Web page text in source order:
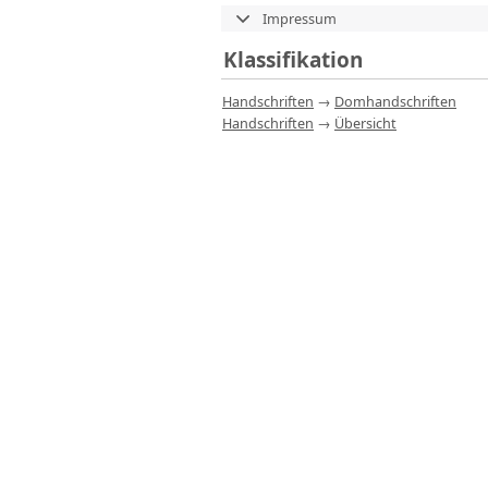
Impressum
Klassifikation
Handschriften → Domhandschriften
Handschriften → Übersicht